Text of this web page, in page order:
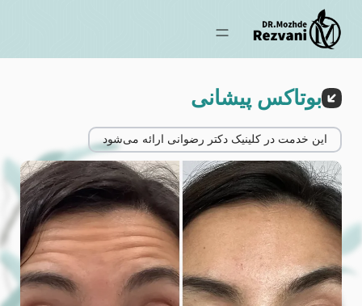
بوتاکس پیشانی
این خدمت در کلینیک دکتر رضوانی ارائه می‌شود